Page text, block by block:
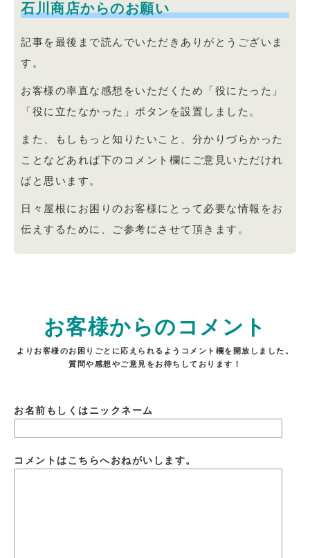
石川商店からのお願い
記事を最後まで読んでいただきありがとうございま
す。
お客様の率直な感想をいただくため「役にたった」
「役に立たなかった」ボタンを設置しました。
また、もしもっと知りたいこと、分かりづらかった
ことなどあれば下のコメント欄にご意見いただけれ
ばと思います。
日々屋根にお困りのお客様にとって必要な情報をお
伝えするために、ご参考にさせて頂きます。
お客様からのコメント
よりお客様のお困りごとに応えられるようコメント欄を開放しました。
質問や感想やご意見をお待ちしております！
お名前もしくはニックネーム
コメントはこちらへおねがいします。